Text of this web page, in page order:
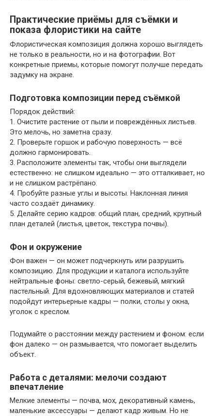
Практические приёмы для съёмки и
показа флористики на сайте
Флористическая композиция должна хорошо выглядеть
не только в реальности, но и на фотографии. Вот
конкретные приемы, которые помогут получше передать
задумку на экране.
Подготовка композиции перед съёмкой
Порядок действий:
1. Очистите растение от пыли и повреждённых листьев.
Это мелочь, но заметна сразу.
2. Проверьте горшок и рабочую поверхность — всё
должно гармонировать.
3. Расположите элементы так, чтобы они выглядели
естественно: не слишком идеально — это отталкивает, но
и не слишком растрёпано.
4. Пробуйте разные углы и высоты. Наклонная линия
часто создаёт динамику.
5. Делайте серию кадров: общий план, средний, крупный
план деталей (листья, цветок, текстура почвы).
Фон и окружение
Фон важен — он может подчеркнуть или разрушить
композицию. Для продукции и каталога используйте
нейтральные фоны: светло-серый, бежевый, мягкий
пастельный. Для вдохновляющих материалов и статей
подойдут интерьерные кадры — полки, столы у окна,
уголок с креслом.
Подумайте о расстоянии между растением и фоном: если
фон далеко — он размывается, что помогает выделить
объект.
Работа с деталями: мелочи создают
впечатление
Мелкие элементы — почва, мох, декоративный камень,
маленькие аксессуары — делают кадр живым. Но не